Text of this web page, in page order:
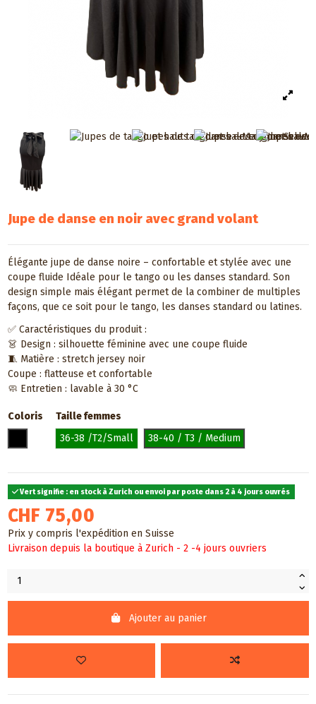
Jupe de danse en noir avec grand volant
Élégante jupe de danse noire – confortable et stylée avec une
coupe fluide Idéale pour le tango ou les danses standard. Son
design simple mais élégant permet de la combiner de multiples
façons, que ce soit pour le tango, les danses standard ou latines.
✅ Caractéristiques du produit :
👗 Design : silhouette féminine avec une coupe fluide
🧵 Matière : stretch jersey noir
Coupe : flatteuse et confortable
🧼 Entretien : lavable à 30 °C
Coloris
Taille femmes
36-38 /T2/Small
38-40 / T3 / Medium
Vert signifie : en stock à Zurich ou envoi par poste dans 2 à 4 jours ouvrés
CHF 75,00
Prix y compris l'expédition en Suisse
Livraison depuis la boutique à Zurich - 2 -4 jours ouvriers
Ajouter au panier